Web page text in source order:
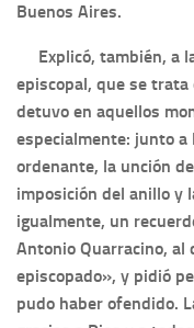
Buenos Aires.
Explicó, también, a
episcopal, que se trata
detuvo en aquellos
especialmente: junto a
ordenante, la unción
imposición del anillo y
igualmente, un
Antonio Quarracino, al
episcopado», y pidió
pudo haber ofendido.